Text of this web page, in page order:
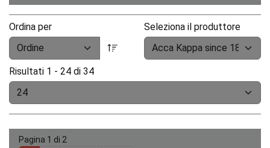
Ordina per Seleziona il produttore
Risultati 1 - 24 di 34
Pagina 1 di 2